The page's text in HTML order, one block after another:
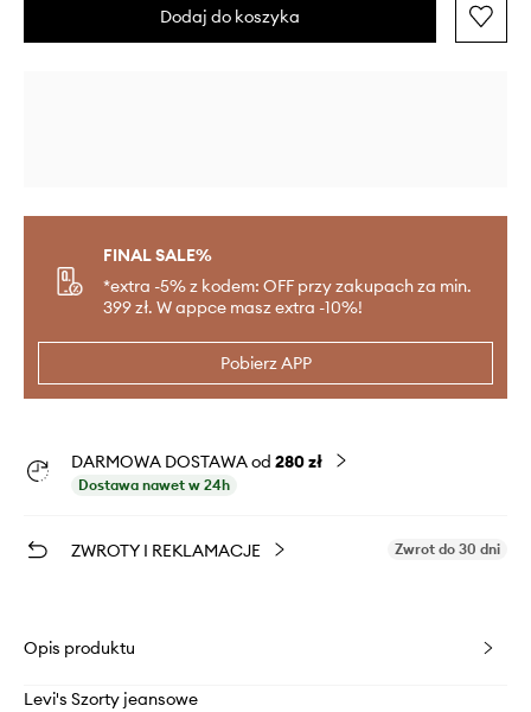
Dodaj do koszyka
FINAL SALE%
*extra -5% z kodem: OFF przy zakupach za min.
399 zł. W appce masz extra -10%!
Pobierz APP
DARMOWA DOSTAWA od 280 zł
Dostawa nawet w 24h
ZWROTY I REKLAMACJE Zwrot do 30 dni
Opis produktu
Levi's Szorty jeansowe